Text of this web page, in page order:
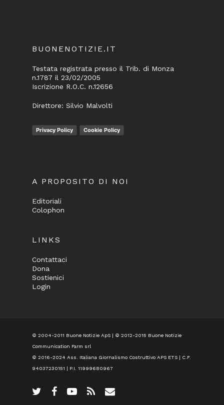
BUONENOTIZIE.IT
Testata registrata presso il Trib. di Monza
n.1787 il 23/02/2005
Iscrizione R.O.C. n.12656
Direttore: Silvio Malvolti
Privacy Policy Cookie Policy
A PROPOSITO DI NOI
Editoriali
Colophon
LINKS
Contattaci
Dona
Sostienici
Login
© 2004-2011 Buone Notizie ApS | © 2012-2015 Buone Notizie
Communication Farm srl
© 2016-2024 Ass. Italiana Giornalismo Costruttivo APS ETS | C.F.
94037230151 | P.I. 11999680967